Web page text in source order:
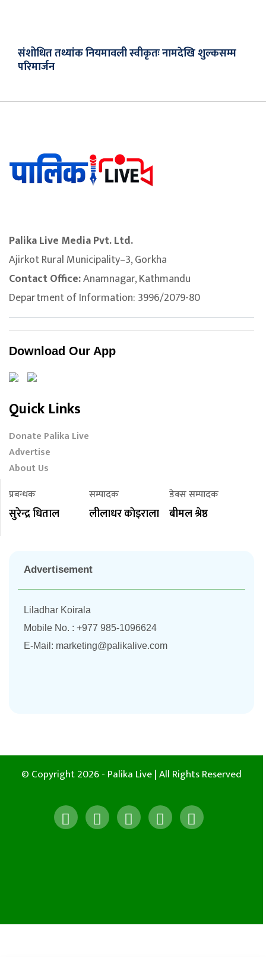
संशोधित तथ्यांक नियमावली स्वीकृतः नामदेखि शुल्कसम्म
परिमार्जन
Palika Live Media Pvt. Ltd.
Ajirkot Rural Municipality–3, Gorkha
Contact Office:Anamnagar, Kathmandu
Department of Information: 3996/2079-80
Download Our App
Quick Links
Donate Palika Live
Advertise
About Us
प्रबन्धक
सुरेन्द्र धिताल
सम्पादक
लीलाधर काेइराला
डेक्स सम्पादक
बीमल श्रेष्ठ
Advertisement
Liladhar Koirala
Mobile No. : +977 985-1096624
E-Mail: marketing@palikalive.com
© Copyright 2026 - Palika Live | All Rights Reserved